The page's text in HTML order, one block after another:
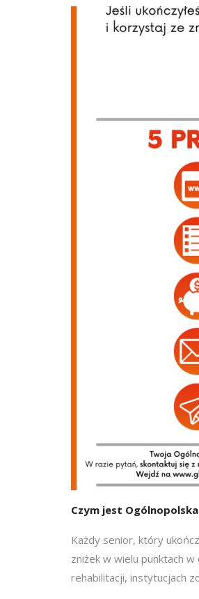
Czym jest
Każdy senior, który
zniżek w wielu punktach
rehabilitacji, instytucjach